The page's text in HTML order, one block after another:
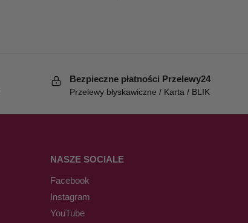
Bezpieczne płatności Przelewy24
Przelewy błyskawiczne / Karta / BLIK
NASZE SOCIALE
Facebook
Instagram
YouTube